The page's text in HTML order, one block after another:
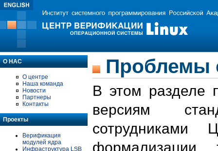
О НАС
О центре
Наша команда
Новости
Партнеры
Контакты
Проекты
Верификация
модулей ядра
Инфраструктура LSB
Проблемы
В этом разделе
версиям
формализации